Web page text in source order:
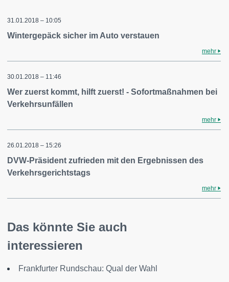
31.01.2018 – 10:05
Wintergepäck sicher im Auto verstauen
mehr
30.01.2018 – 11:46
Wer zuerst kommt, hilft zuerst! - Sofortmaßnahmen bei
Verkehrsunfällen
mehr
26.01.2018 – 15:26
DVW-Präsident zufrieden mit den Ergebnissen des
Verkehrsgerichtstags
mehr
Das könnte Sie auch
interessieren
Frankfurter Rundschau: Qual der Wahl